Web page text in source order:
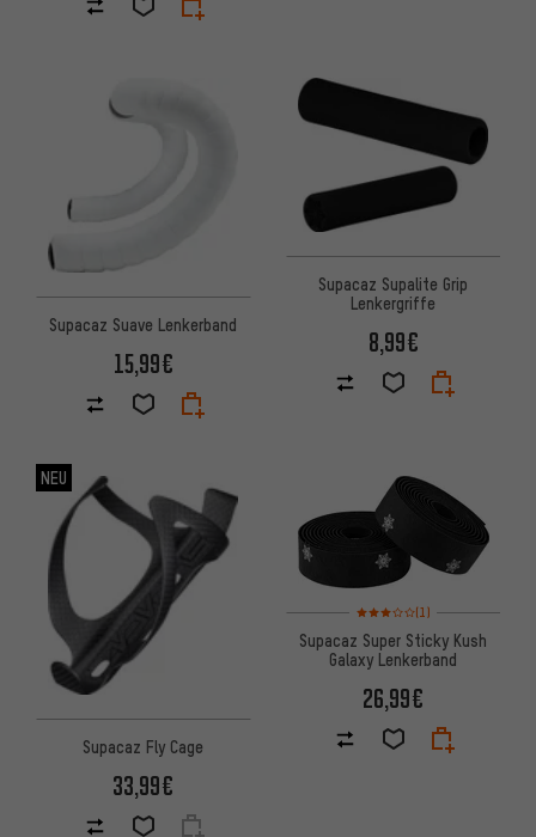
Supacaz Suave Lenkerband
15,99€
Supacaz Supalite Grip
Lenkergriffe
8,99€
NEU
Supacaz Fly Cage
33,99€
Bewertungen: 3 von 5
(1)
Supacaz Super Sticky Kush
Galaxy Lenkerband
26,99€